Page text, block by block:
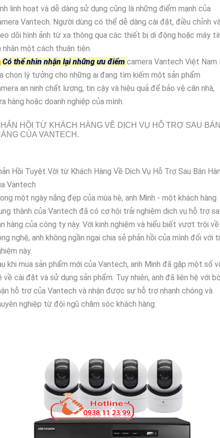
linh hoạt và dễ dàng sử dụng cũng là những điểm mạnh của
Vantech. Người dùng có thể dễ dàng cài đặt, điều chỉnh
dõi hình ảnh từ xa thông qua các thiết bị di động hoặc máy
nhân một cách thuận tiện.
Có thể nhìn nhận lại những ưu điểm camera Vantech Việt Nam
chọn lý tưởng cho những ai đang tìm kiếm một sản phẩm
an ninh chất lượng, tin cậy và hiệu quả để bảo vệ căn nhà,
hàng hoặc doanh nghiệp của mình.
HỒI TỪ KHÁCH HÀNG VỀ DỊCH VỤ HỖ TRỢ SAU
CỦA VANTECH.
Hồi Tuyệt Vời từ Khách Hàng Về Dịch Vụ Hỗ Trợ Sau Bán
Vantech
một ngày nắng đẹp của mùa hè, anh Minh - một khách hàng
thành của Vantech đã có cơ hội trải nghiệm dịch vụ hỗ trợ
hàng của công ty này. Với kinh nghiệm và hiểu biết vượt trội về
nghệ, anh không ngần ngại chia sẻ phản hồi của mình đối với
này.
khi mua sản phẩm mới của Vantech, anh Minh đã gặp một số
về cài đặt và sử dụng sản phẩm. Tuy nhiên, anh đã liên hệ với
hỗ trợ của Vantech và nhận được sự hỗ trợ nhanh chóng và
nghiệp từ đội ngũ chăm sóc khách hàng.